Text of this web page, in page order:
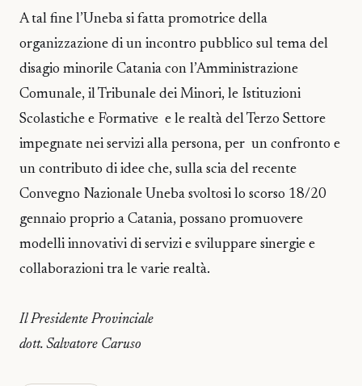
A tal fine l’Uneba si fatta promotrice della
organizzazione di un incontro pubblico sul tema del
disagio minorile Catania con l’Amministrazione
Comunale, il Tribunale dei Minori, le Istituzioni
Scolastiche e Formative e le realtà del Terzo Settore
impegnate nei servizi alla persona, per un confronto e
un contributo di idee che, sulla scia del recente
Convegno Nazionale Uneba svoltosi lo scorso 18/20
gennaio proprio a Catania, possano promuovere
modelli innovativi di servizi e sviluppare sinergie e
collaborazioni tra le varie realtà.
Il Presidente Provinciale
dott. Salvatore Caruso